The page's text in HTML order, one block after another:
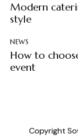
Modern
style
NEWS
How to
event
Copyright